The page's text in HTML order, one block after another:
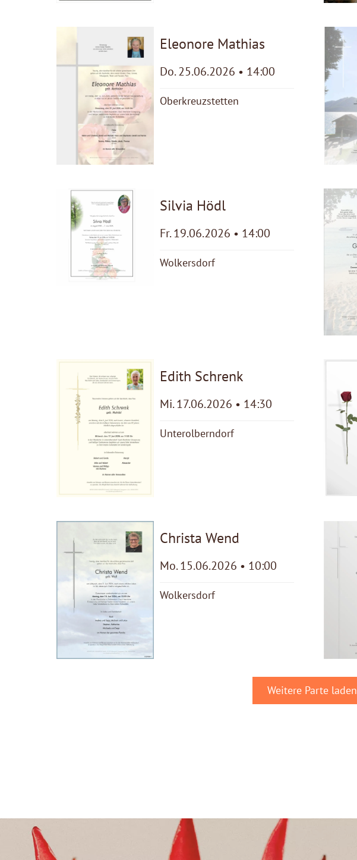
Eleonore Mathias
Do. 25.06.2026 • 14:00
Oberkreuzstetten
Silvia Hödl
Fr. 19.06.2026 • 14:00
Wolkersdorf
Edith Schrenk
Mi. 17.06.2026 • 14:30
Unterolberndorf
Christa Wend
Mo. 15.06.2026 • 10:00
Wolkersdorf
Weitere Parte laden